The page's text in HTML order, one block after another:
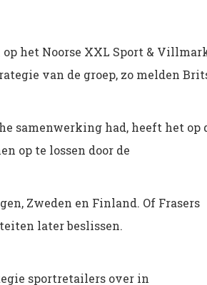
het Noorse XXL Sport &
van de groep, zo melden
samenwerking had, heeft het op
op te lossen door de
Zweden en Finland. Of Frasers
later beslissen.
sportretailers over in